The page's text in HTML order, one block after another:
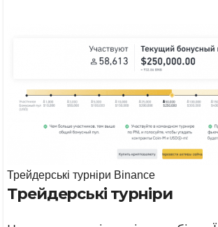
Трейдерські турніри Binance
Трейдерські турніри